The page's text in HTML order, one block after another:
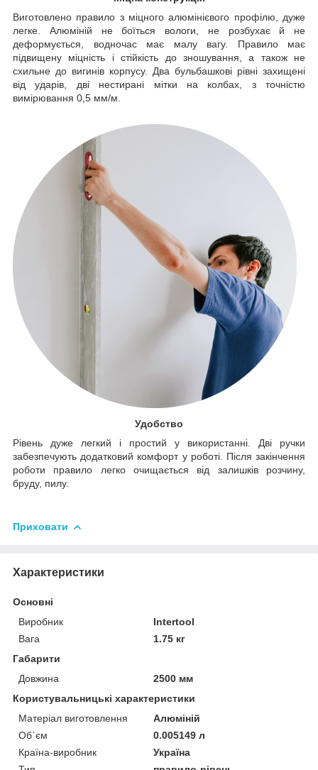
Виготовлено правило з міцного алюмінієвого профілю, дуже
легке. Алюміній не боїться вологи, не розбухає й не
деформується, водночас має малу вагу. Правило має
підвищену міцність і стійкість до зношування, а також не
схильне до вигинів корпусу. Два бульбашкові рівні захищені
від ударів, дві нестирані мітки на колбах, з точністю
вимірювання 0,5 мм/м.
Удобство
Рівень дуже легкий і простий у використанні. Дві ручки
забезпечують додатковий комфорт у роботі. Після закінчення
роботи правило легко очищається від залишків розчину,
бруду, пилу.
Приховати
Характеристики
Основні
Виробник
Intertool
Вага
1.75 кг
Габарити
Довжина
2500 мм
Користувальницькі характеристики
Матеріал виготовлення
Алюміній
Об`єм
0.005149 л
Країна-виробник
Україна